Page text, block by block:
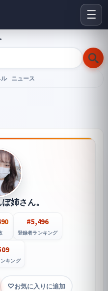
☰
ニュース
姉さん。
#5,496
登録者ランキング
キング
お気に入りに追加